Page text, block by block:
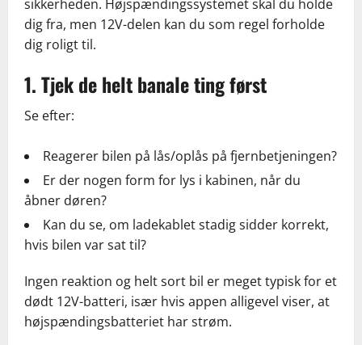
sikkerheden. Højspændingssystemet skal du holde
dig fra, men 12V-delen kan du som regel forholde
dig roligt til.
1. Tjek de helt banale ting først
Se efter:
Reagerer bilen på lås/oplås på fjernbetjeningen?
Er der nogen form for lys i kabinen, når du
åbner døren?
Kan du se, om ladekablet stadig sidder korrekt,
hvis bilen var sat til?
Ingen reaktion og helt sort bil er meget typisk for et
dødt 12V-batteri, især hvis appen alligevel viser, at
højspændingsbatteriet har strøm.